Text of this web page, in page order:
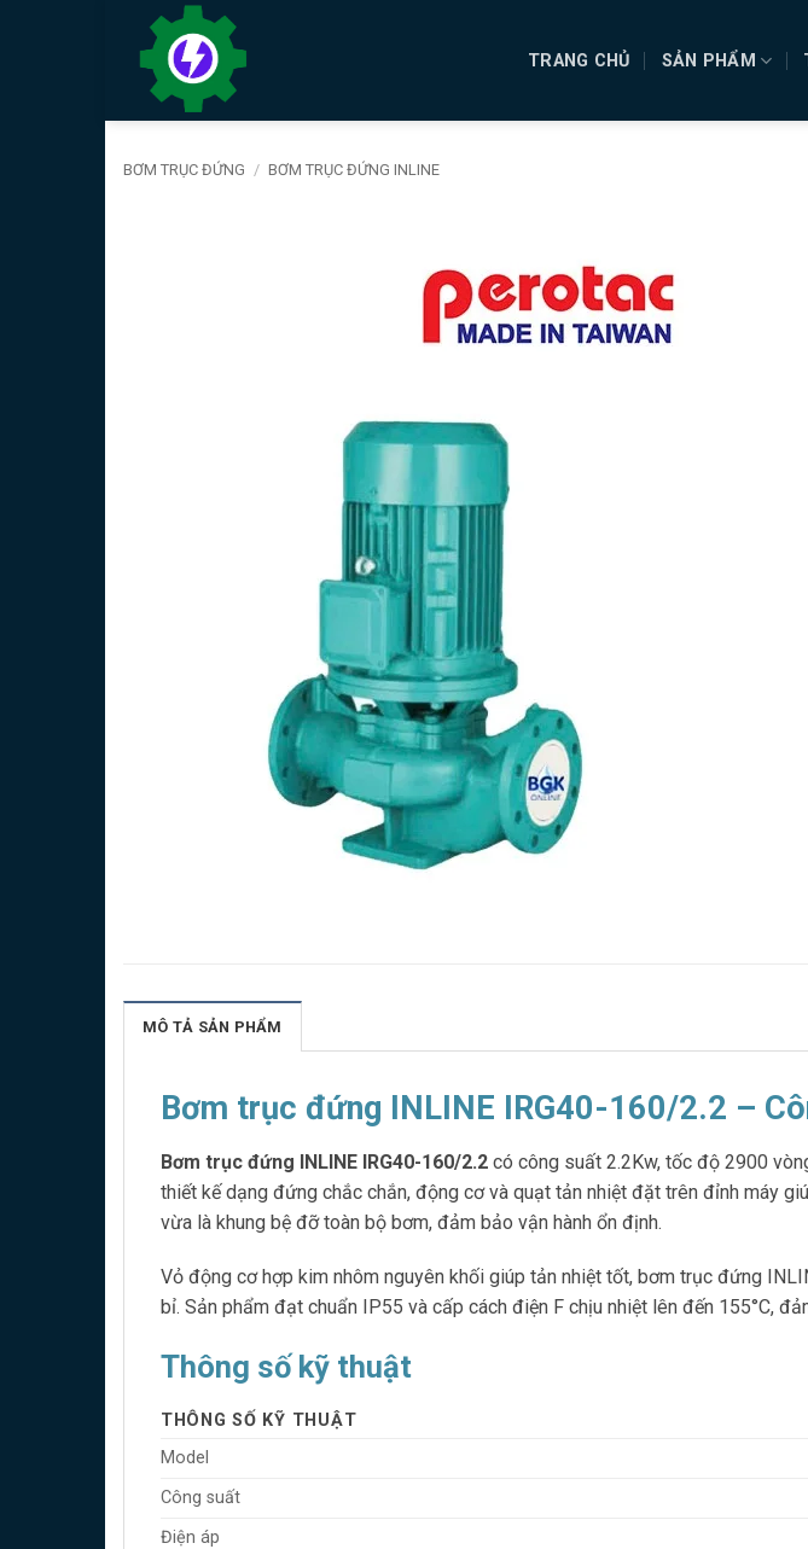
TRANG CHỦ SẢN PHẨM
BƠM TRỤC ĐỨNG / BƠM TRỤC ĐỨNG INLINE
MÔ TẢ SẢN PHẨM
Bơm trục đứng INLINE IRG40-160/2.2 –
Bơm trục đứng INLINE IRG40-160/2.2 có công suất 2.2Kw, tốc độ 2900
thiết kế dạng đứng chắc chắn, động cơ và quạt tản nhiệt đặt trên đỉnh máy
vừa là khung bệ đỡ toàn bộ bơm, đảm bảo vận hành ổn định.
Vỏ động cơ hợp kim nhôm nguyên khối giúp tản nhiệt tốt, bơm trục đứng
bỉ. Sản phẩm đạt chuẩn IP55 và cấp cách điện F chịu nhiệt lên đến 155°C,
Thông số kỹ thuật
THÔNG SỐ KỸ THUẬT
Model
Công suất
Điện áp